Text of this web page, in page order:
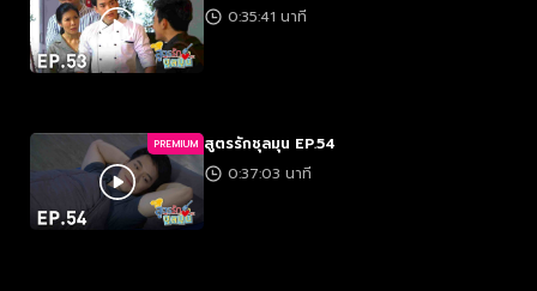
0:35:41 นาที
PREMIUM สูตรรักชุลมุน EP.54
0:37:03 นาที